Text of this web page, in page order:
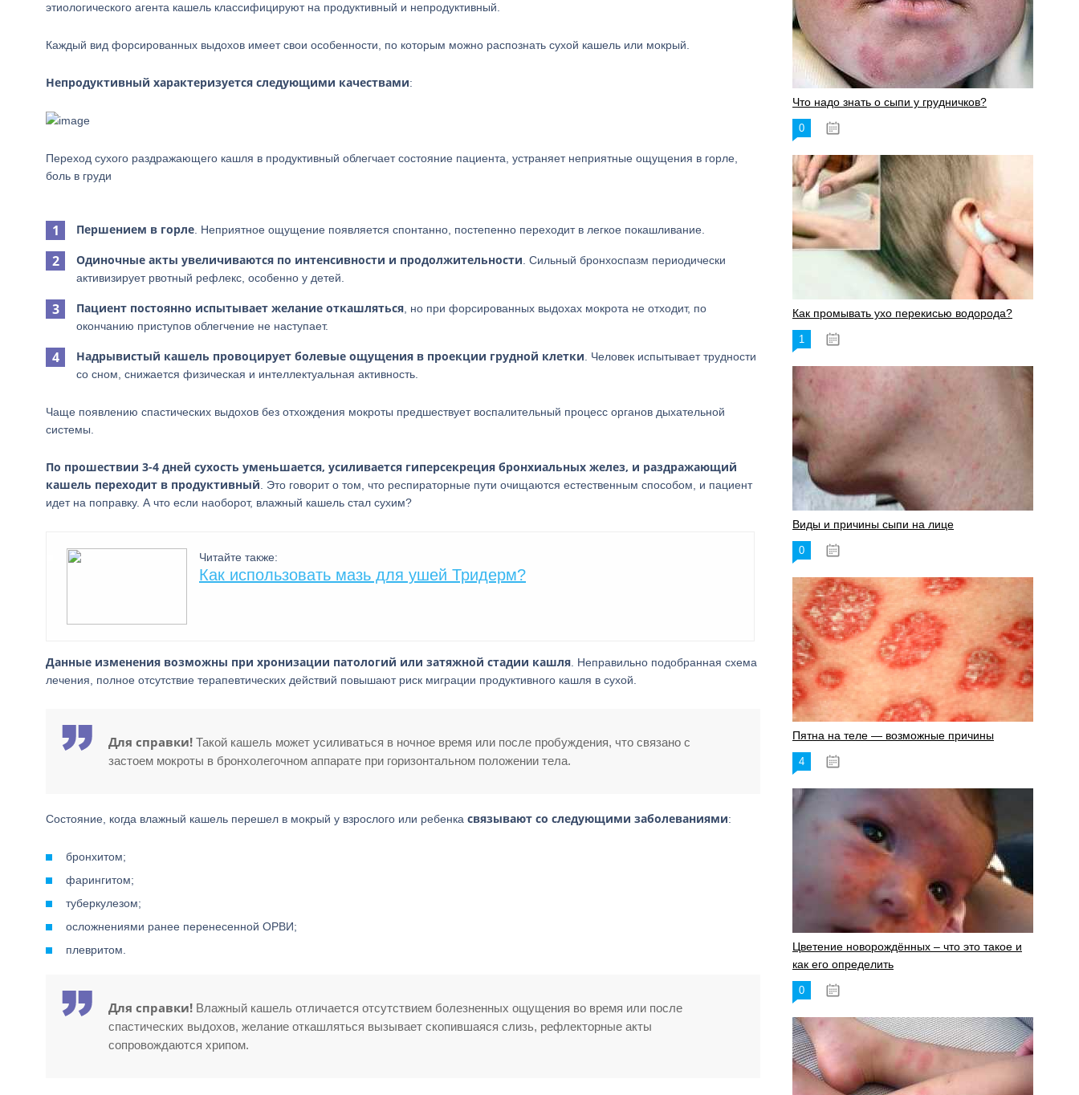
этиологического агента кашель классифицируют на продуктивный и непродуктивный.
Каждый вид форсированных выдохов имеет свои особенности, по которым можно распознать сухой кашель или мокрый.
Непродуктивный характеризуется следующими качествами:
Переход сухого раздражающего кашля в продуктивный облегчает состояние пациента, устраняет неприятные ощущения в горле,
боль в груди
Першением в горле . Неприятное ощущение появляется спонтанно, постепенно переходит в легкое покашливание.
Одиночные акты увеличиваются по интенсивности и продолжительности . Сильный бронхоспазм периодически
активизирует рвотный рефлекс, особенно у детей.
Пациент постоянно испытывает желание откашляться , но при форсированных выдохах мокрота не отходит, по
окончанию приступов облегчение не наступает.
Надрывистый кашель провоцирует болевые ощущения в проекции грудной клетки . Человек испытывает трудности
со сном, снижается физическая и интеллектуальная активность.
Чаще появлению спастических выдохов без отхождения мокроты предшествует воспалительный процесс органов дыхательной
системы.
По прошествии 3-4 дней сухость уменьшается, усиливается гиперсекреция бронхиальных желез, и раздражающий
кашель переходит в продуктивный . Это говорит о том, что респираторные пути очищаются естественным способом, и пациент
идет на поправку. А что если наоборот, влажный кашель стал сухим?
Читайте также:
Как использовать мазь для ушей Тридерм?
Данные изменения возможны при хронизации патологий или затяжной стадии кашля . Неправильно подобранная схема
лечения, полное отсутствие терапевтических действий повышают риск миграции продуктивного кашля в сухой.
Для справки! Такой кашель может усиливаться в ночное время или после пробуждения, что связано с
застоем мокроты в бронхолегочном аппарате при горизонтальном положении тела.
Состояние, когда влажный кашель перешел в мокрый у взрослого или ребенка связывают со следующими заболеваниями:
бронхитом;
фарингитом;
туберкулезом;
осложнениями ранее перенесенной ОРВИ;
плевритом.
Для справки! Влажный кашель отличается отсутствием болезненных ощущения во время или после
спастических выдохов, желание откашляться вызывает скопившаяся слизь, рефлекторные акты
сопровождаются хрипом.
Что надо знать о сыпи у грудничков?
0
Как промывать ухо перекисью водорода?
1
Виды и причины сыпи на лице
0
Пятна на теле — возможные причины
4
Цветение новорождённых – что это такое и
как его определить
0